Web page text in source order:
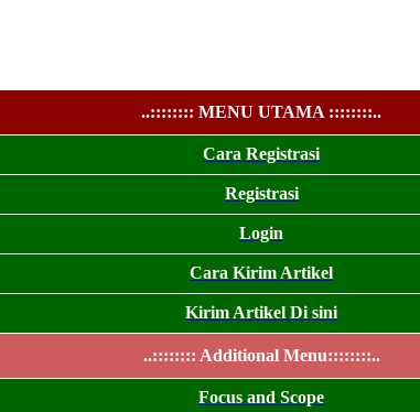
..:::::::: MENU UTAMA ::::::::..
Cara Registrasi
Registrasi
Login
Cara Kirim Artikel
Kirim Artikel Di sini
..:::::::: Additional Menu::::::::..
Focus and Scope